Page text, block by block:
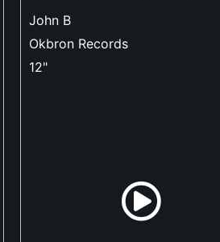
John B
Okbron Records
12"